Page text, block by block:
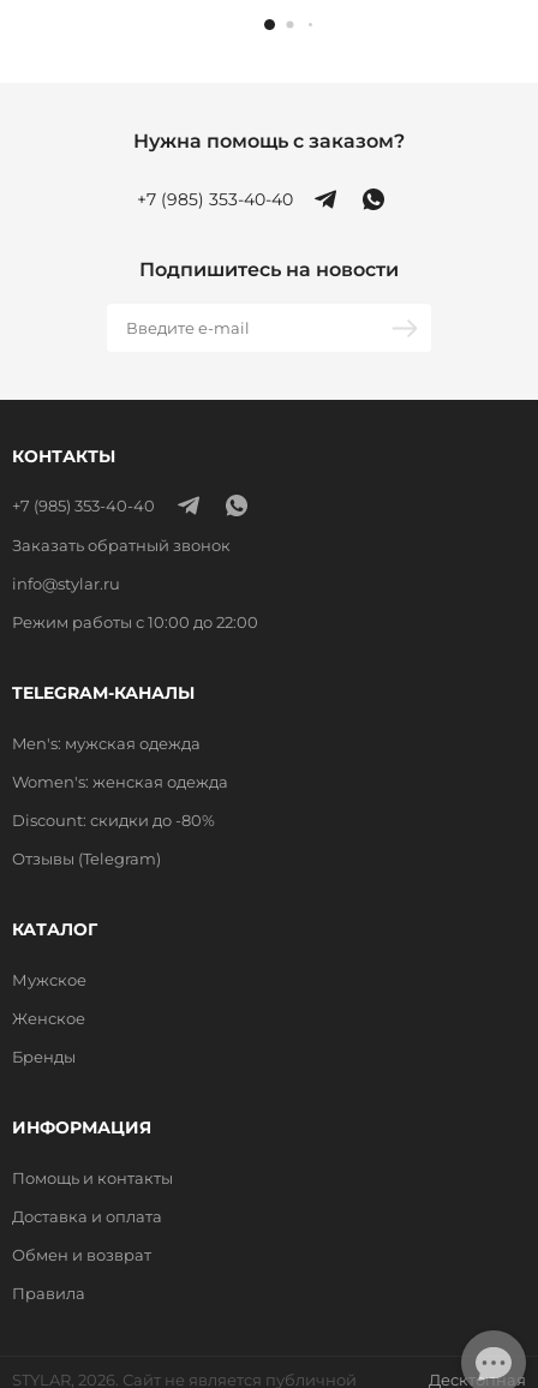
Нужна помощь с заказом?
+7 (985) 353-40-40
Подпишитесь на новости
КОНТАКТЫ
+7 (985) 353-40-40
Заказать обратный звонок
info@stylar.ru
Режим работы с 10:00 до 22:00
TELEGRAM-КАНАЛЫ
Men's: мужская одежда
Women's: женская одежда
Discount: скидки до -80%
Отзывы (Telegram)
КАТАЛОГ
Мужское
Женское
Бренды
ИНФОРМАЦИЯ
Помощь и контакты
Доставка и оплата
Обмен и возврат
Правила
STYLAR, 2026. Сайт не является публичной
Десктопная